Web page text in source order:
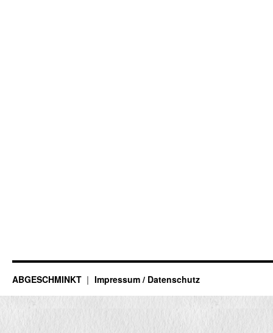
ABGESCHMINKT Impressum / Datenschutz